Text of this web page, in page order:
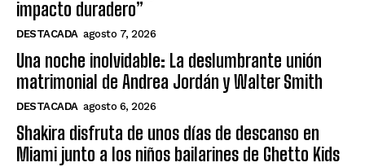
impacto duradero”
DESTACADA agosto 7, 2026
Una noche inolvidable: La deslumbrante unión
matrimonial de Andrea Jordán y Walter Smith
DESTACADA agosto 6, 2026
Shakira disfruta de unos días de descanso en
Miami junto a los niños bailarines de Ghetto Kids